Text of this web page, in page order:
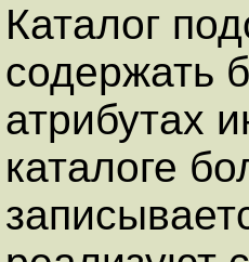
Каталог
содержать
атрибутах
каталоге